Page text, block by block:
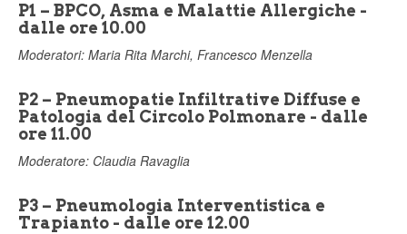
P1 – BPCO, Asma e Malattie Allergiche -
dalle ore 10.00
Moderatori: Maria Rita Marchi, Francesco Menzella
P2 – Pneumopatie Infiltrative Diffuse e
Patologia del Circolo Polmonare - dalle
ore 11.00
Moderatore: Claudia Ravaglia
P3 – Pneumologia Interventistica e
Trapianto - dalle ore 12.00